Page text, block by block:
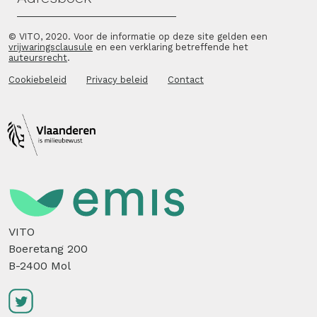
materiaalbewuste ondernemingen, de verspreiding
van betrouwbare informatie en het aanreiken van
oplossingsgerichte inzichten, bevordert Denuo de
en worden zijn leden de onmisbare schakel in het
Belgische materialenbeleid.
© VITO, 2020. Voor de informatie op deze site gelden een
vrijwaringsclausule en een verklaring betreffende het
auteursrecht.
Cookiebeleid Privacy beleid Contact
VITO
Boeretang 200
B-2400 Mol